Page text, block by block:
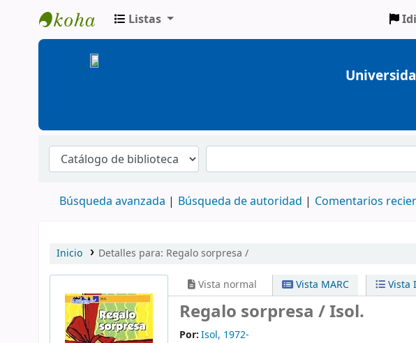
BiblioGTQ
Listas
Búsqueda avanzada Búsqueda de autoridad Comentarios
Inicio Detalles para: Regalo sorpresa /
Vista normal Vista MARC Vista
Regalo sorpresa /Isol.
Por:Isol, 1972-